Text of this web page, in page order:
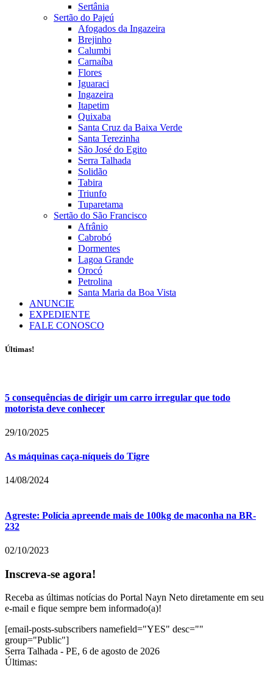
Sertânia
Sertão do Pajeú
Afogados da Ingazeira
Brejinho
Calumbi
Carnaíba
Flores
Iguaraci
Ingazeira
Itapetim
Quixaba
Santa Cruz da Baixa Verde
Santa Terezinha
São José do Egito
Serra Talhada
Solidão
Tabira
Triunfo
Tuparetama
Sertão do São Francisco
Afrânio
Cabrobó
Dormentes
Lagoa Grande
Orocó
Petrolina
Santa Maria da Boa Vista
ANUNCIE
EXPEDIENTE
FALE CONOSCO
Últimas!
5 consequências de dirigir um carro irregular que todo
motorista deve conhecer
29/10/2025
As máquinas caça-níqueis do Tigre
14/08/2024
Agreste: Polícia apreende mais de 100kg de maconha na BR-
232
02/10/2023
Inscreva-se agora!
Receba as últimas notícias do Portal Nayn Neto diretamente em seu
e-mail e fique sempre bem informado(a)!
[email-posts-subscribers namefield="YES" desc=""
group="Public"]
Serra Talhada - PE, 6 de agosto de 2026
Últimas: